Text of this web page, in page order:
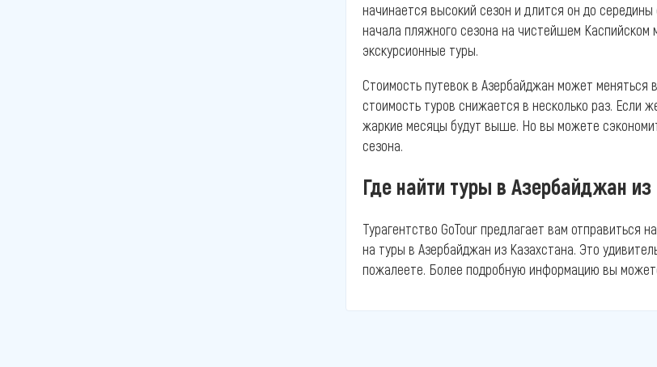
начинается высокий сезон и длится он до
начала пляжного сезона на чистейшем
экскурсионные туры.
Стоимость путевок в Азербайджан может меняться
стоимость туров снижается в несколько раз. Если
жаркие месяцы будут выше. Но вы можете
сезона.
Где найти туры в Азербайджан
Турагентство GoTour предлагает вам
на туры в Азербайджан из Казахстана. Это
пожалеете. Более подробную информацию вы